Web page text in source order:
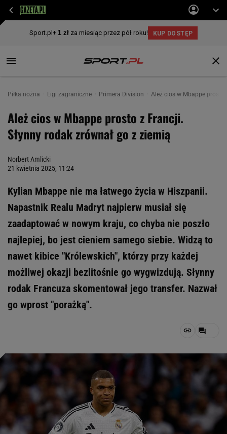
Piłka nożna Ligi zagraniczne Primera Division Ależ cios w Mbappe prosto
Ależ cios w Mbappe prosto z Francji.
Słynny rodak zrównał go z ziemią
Norbert Amlicki
21 kwietnia 2025, 11:24
Kylian Mbappe nie ma łatwego życia w Hiszpanii.
Napastnik Realu Madryt najpierw musiał się
zaadaptować w nowym kraju, co chyba nie poszło
najlepiej, bo jest cieniem samego siebie. Widzą to
nawet kibice "Królewskich", którzy przy każdej
możliwej okazji bezlitośnie go wygwizdują. Słynny
rodak Francuza skomentował jego transfer. Nazwał
go wprost "porażką".